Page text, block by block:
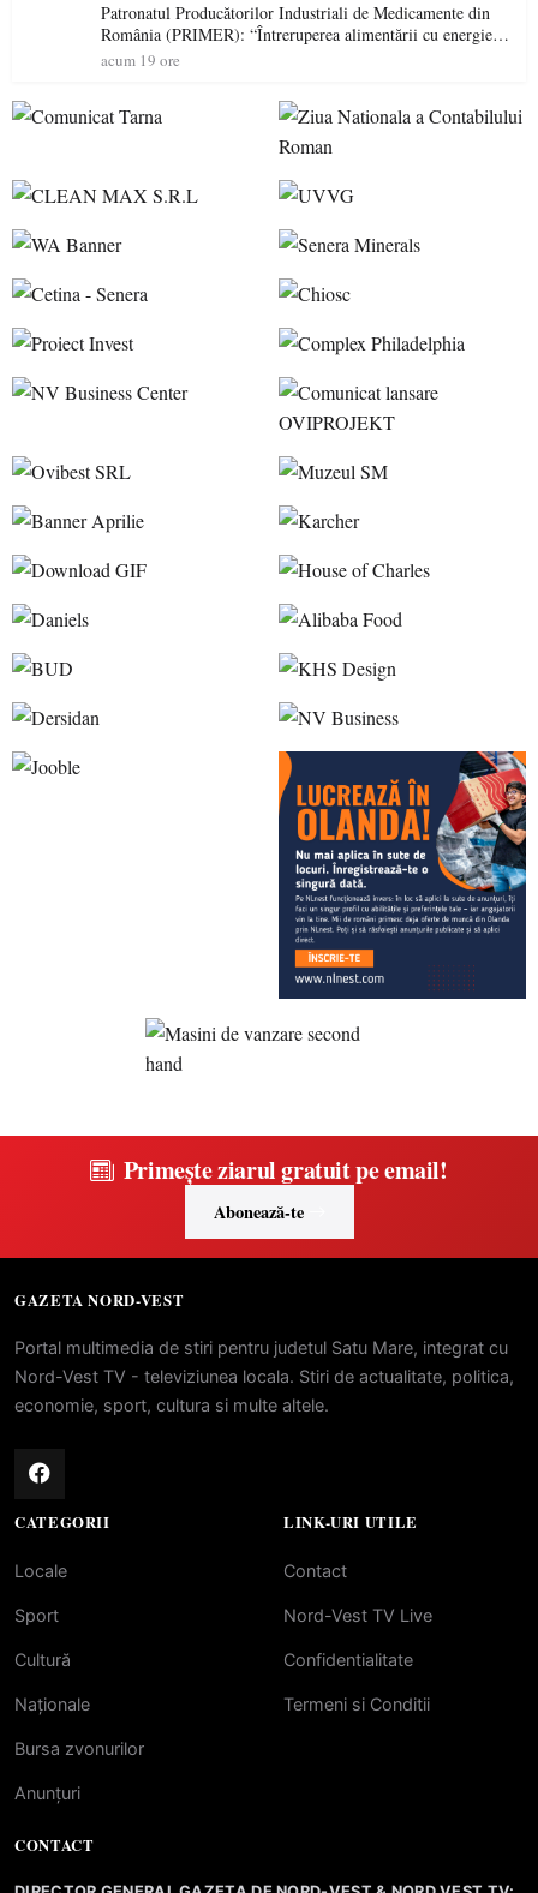
Patronatul Producătorilor Industriali de Medicamente din
România (PRIMER): “Întreruperea alimentării cu energie
electrică a fabricilor de medicamente va pune în pericol
acum 19 ore
Primește ziarul gratuit pe email!
Abonează-te
GAZETA NORD-VEST
Portal multimedia de stiri pentru judetul Satu Mare, integrat cu
Nord-Vest TV - televiziunea locala. Stiri de actualitate, politica,
economie, sport, cultura si multe altele.
CATEGORII
Locale
Sport
Cultură
Naționale
Bursa zvonurilor
Anunțuri
LINK-URI UTILE
Contact
Nord-Vest TV Live
Confidentialitate
Termeni si Conditii
CONTACT